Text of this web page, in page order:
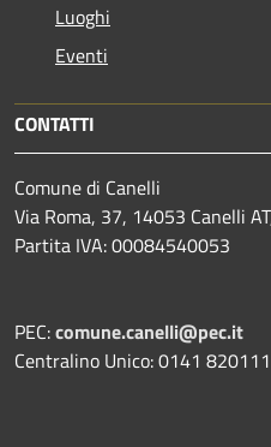
Luoghi
Eventi
CONTATTI
Comune di Canelli
Via Roma, 37, 14053 Canelli
Partita IVA: 00084540053
PEC:comune.canelli@pec.it
Centralino Unico: 0141 820111